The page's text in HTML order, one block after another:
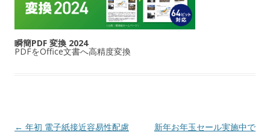
瞬簡PDF 変換 2024
PDFをOffice文書へ高精度変換
投稿ナビゲーション
← 年初 電子紙接近容易性配慮
新年お年玉セール実施中で